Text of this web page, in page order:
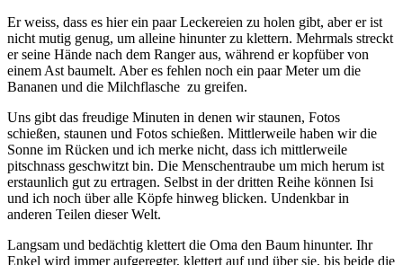
Er weiss, dass es hier ein paar Leckereien zu holen gibt, aber er ist
nicht mutig genug, um alleine hinunter zu klettern. Mehrmals streckt
er seine Hände nach dem Ranger aus, während er kopfüber von
einem Ast baumelt. Aber es fehlen noch ein paar Meter um die
Bananen und die Milchflasche zu greifen.
Uns gibt das freudige Minuten in denen wir staunen, Fotos
schießen, staunen und Fotos schießen. Mittlerweile haben wir die
Sonne im Rücken und ich merke nicht, dass ich mittlerweile
pitschnass geschwitzt bin. Die Menschentraube um mich herum ist
erstaunlich gut zu ertragen. Selbst in der dritten Reihe können Isi
und ich noch über alle Köpfe hinweg blicken. Undenkbar in
anderen Teilen dieser Welt.
Langsam und bedächtig klettert die Oma den Baum hinunter. Ihr
Enkel wird immer aufgeregter, klettert auf und über sie, bis beide die